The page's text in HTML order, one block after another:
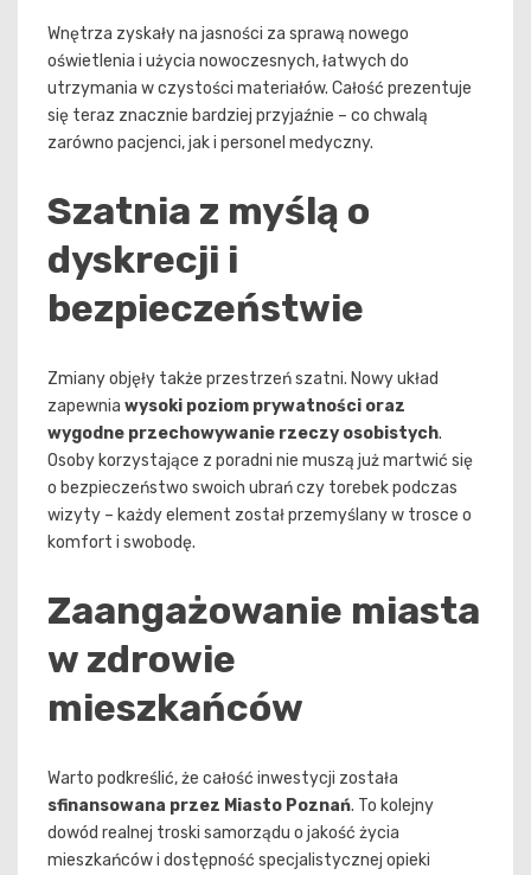
Wnętrza zyskały na jasności za sprawą nowego
oświetlenia i użycia nowoczesnych, łatwych do
utrzymania w czystości materiałów. Całość prezentuje
się teraz znacznie bardziej przyjaźnie – co chwalą
zarówno pacjenci, jak i personel medyczny.
Szatnia z myślą o
dyskrecji i
bezpieczeństwie
Zmiany objęły także przestrzeń szatni. Nowy układ
zapewnia wysoki poziom prywatności oraz
wygodne przechowywanie rzeczy osobistych.
Osoby korzystające z poradni nie muszą już martwić się
o bezpieczeństwo swoich ubrań czy torebek podczas
wizyty – każdy element został przemyślany w trosce o
komfort i swobodę.
Zaangażowanie miasta
w zdrowie
mieszkańców
Warto podkreślić, że całość inwestycji została
sfinansowana przez Miasto Poznań. To kolejny
dowód realnej troski samorządu o jakość życia
mieszkańców i dostępność specjalistycznej opieki